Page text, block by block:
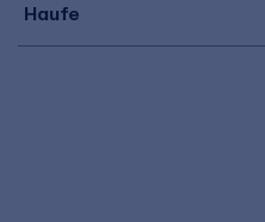
Haufe